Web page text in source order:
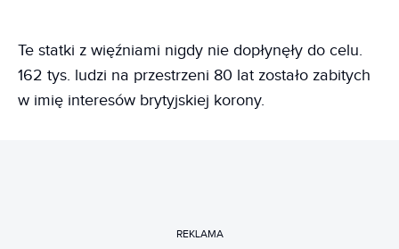
Te statki z więźniami nigdy nie dopłynęły do celu.
162 tys. ludzi na przestrzeni 80 lat zostało zabitych
w imię interesów brytyjskiej korony.
REKLAMA